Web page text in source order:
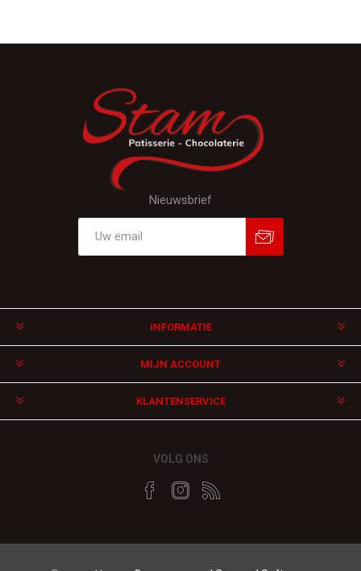
Nieuwsbrief
INFORMATIE
MIJN ACCOUNT
KLANTENSERVICE
VOLG ONS